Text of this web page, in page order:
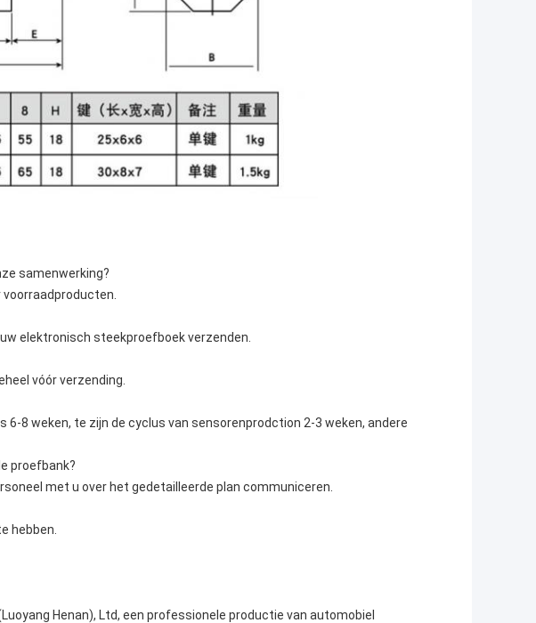
samenwerking?
voorraadproducten.
elektronisch steekproefboek verzenden.
vóór verzending.
6-8 weken, te zijn de cyclus van sensorenprodction 2-3 weken, andere
proefbank?
met u over het gedetailleerde plan communiceren.
hebben.
Henan), Ltd, een professionele productie van automobiel